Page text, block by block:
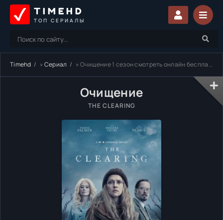
TIMEHD
ТОП СЕРИАЛЫ
Timehd »Сериал » Очищение 1 сезон смотреть онлайн бесплатно
Очищение
THE CLEARING